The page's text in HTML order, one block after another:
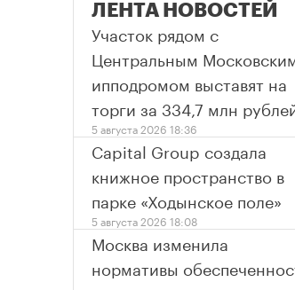
ЛЕНТА НОВОСТЕЙ
Участок рядом с
Центральным
ипподромом выставят на
торги за 334,7 млн
5 августа 2026 18:36
Capital Group создала
книжное пространство в
парке «Ходынское поле»
5 августа 2026 18:08
Москва изменила
нормативы